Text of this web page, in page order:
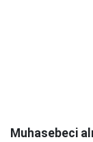
Muhasebeci